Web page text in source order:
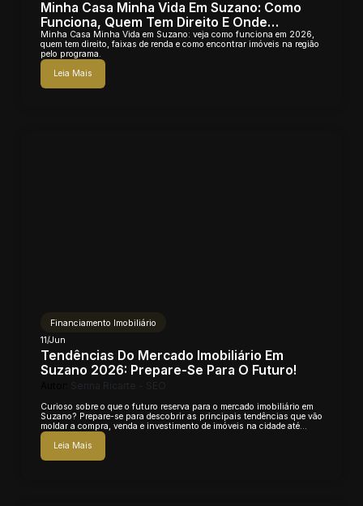
Minha Casa Minha Vida Em Suzano: Como
Funciona, Quem Tem Direito E Onde
Comprar Em 2026
Minha Casa Minha Vida em Suzano: veja como funciona em 2026,
quem tem direito, faixas de renda e como encontrar imóveis na região
pelo programa.
Leia Mais
Financiamento Imobiliário
11/Jun
Tendências Do Mercado Imobiliário Em
Suzano 2026: Prepare-Se Para O Futuro!
Senna Ricarte - SEO
Curioso sobre o que o futuro reserva para o mercado imobiliário em
Suzano? Prepare-se para descobrir as principais tendências que vão
moldar a compra, venda e investimento de imóveis na cidade até
2026. Vamos...
Leia Mais